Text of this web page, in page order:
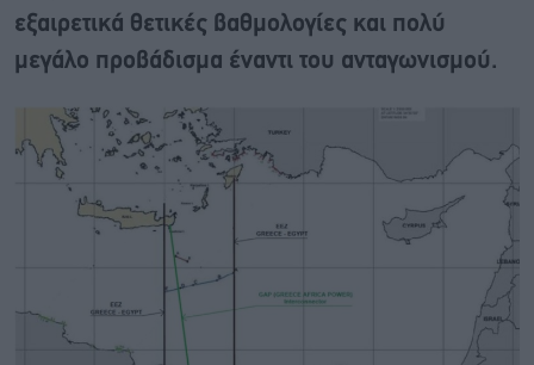
εξαιρετικά θετικές βαθμολογίες και πολύ
μεγάλο προβάδισμα έναντι του ανταγωνισμού.